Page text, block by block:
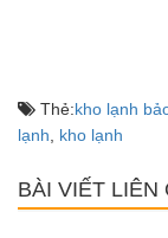
Thẻ:kho lạnh
lạnh
kho lạnh
BÀI VIẾT LIÊN